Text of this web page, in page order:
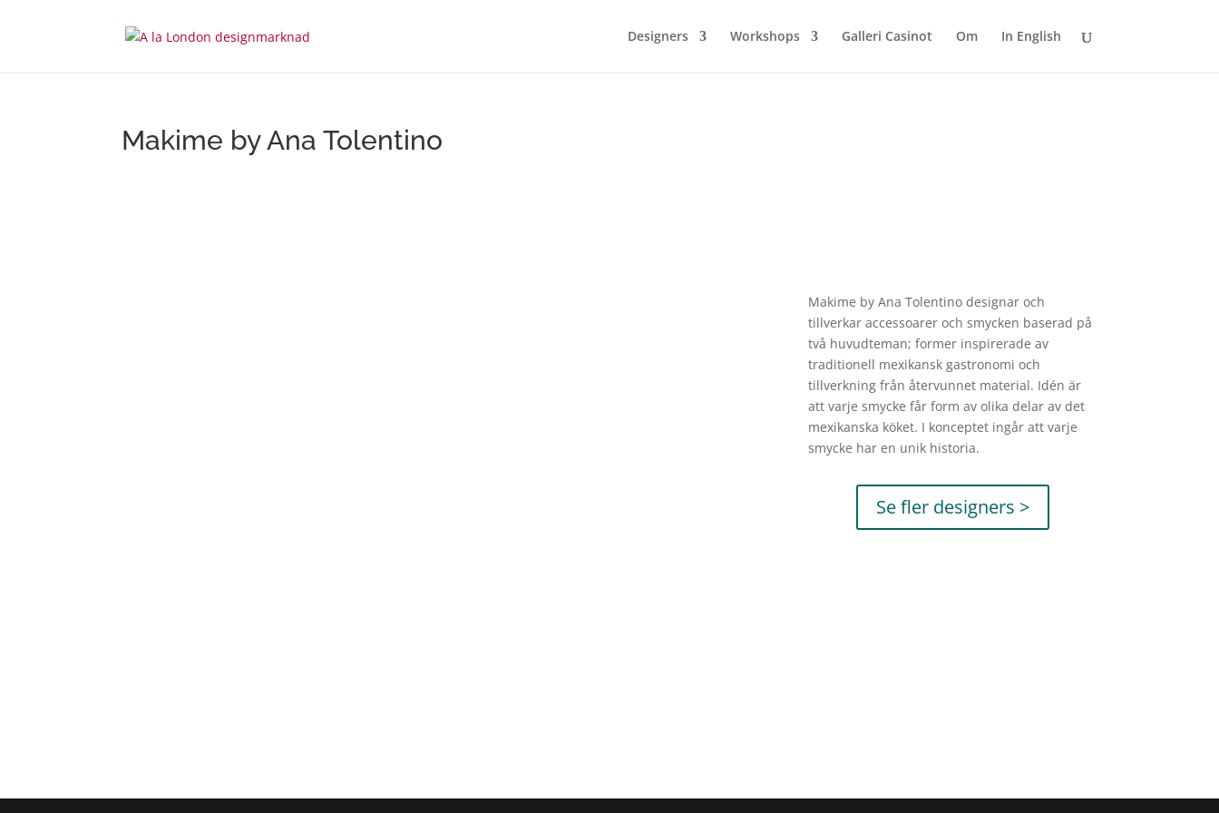
Designers Workshops Galleri Casinot Om In English
Makime by Ana Tolentino
Makime by Ana Tolentino designar och
tillverkar accessoarer och smycken baserad på
två huvudteman; former inspirerade av
traditionell mexikansk gastronomi och
tillverkning från återvunnet material. Idén är
att varje smycke får form av olika delar av det
mexikanska köket. I konceptet ingår att varje
smycke har en unik historia.
Se fler designers >